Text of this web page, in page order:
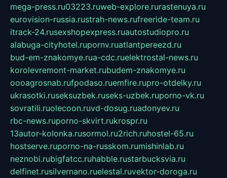
mega-press.ru03223.ruweb-explore.rurastenuya.ru
eurovision-russia.rustrah-news.rufreeride-team.ru
itrack-24.rusexshopexpress.ruautostudiopro.ru
alabuga-cityhotel.rupornv.ruatlantpereezd.ru
bud-em-znakomye.rua-cdc.ruelektrostal-news.ru
korolevremont-market.rubudem-znakomye.ru
oooagrosnab.rufpodaso.ruemfire.rupro-otdelky.ru
ukrasotki.ruseksuzbek.ruseks-uzbek.ruporno-vk.ru
sovratili.ruolecoon.ruvd-dosug.ruadonyev.ru
rbc-news.ruporno-skvirt.rukrospr.ru
13autor-kolonka.rusormol.ru2rich.ruhostel-65.ru
hostserve.ruporno-na-russkom.rumishinlab.ru
neznobi.rubigfatcc.ruhabble.rustarbucksvia.ru
delfinet.rusilvernano.ruelestal.ruvektor-doroga.ru